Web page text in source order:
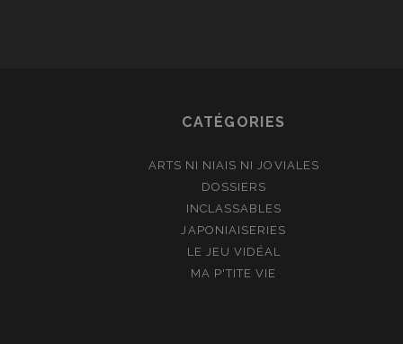
CATÉGORIES
ARTS NI NIAIS NI JOVIALES
DOSSIERS
INCLASSABLES
JAPONIAISERIES
LE JEU VIDÉAL
MA P'TITE VIE